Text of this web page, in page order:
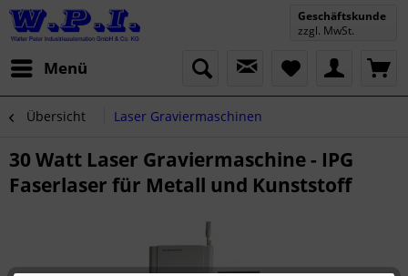
Menü
Geschäftskunde
zzgl. MwSt.
Übersicht Laser Graviermaschinen
30 Watt Laser Graviermaschine - IPG
Faserlaser für Metall und Kunststoff